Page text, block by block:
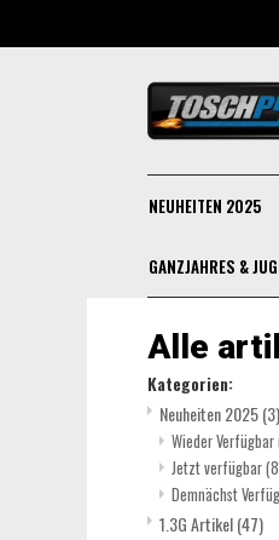
NEUHEITEN 2025
GANZJAHRES &
Alle
Kategorien:
Neuheiten 2025(3)
Wieder Verfügbar
Jetzt verfügbar
Demnächst
1.3G Artikel(47)